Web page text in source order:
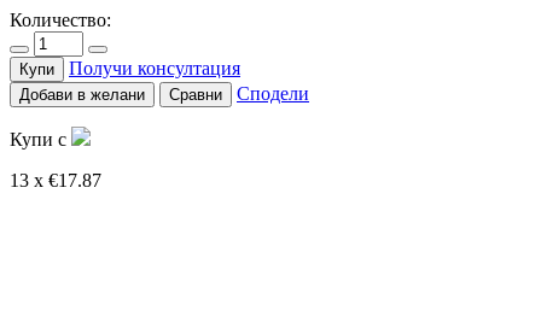
Количество:
Купи Получи консултация
Добави в желани Сравни Сподели
Купи с
13 x €17.87